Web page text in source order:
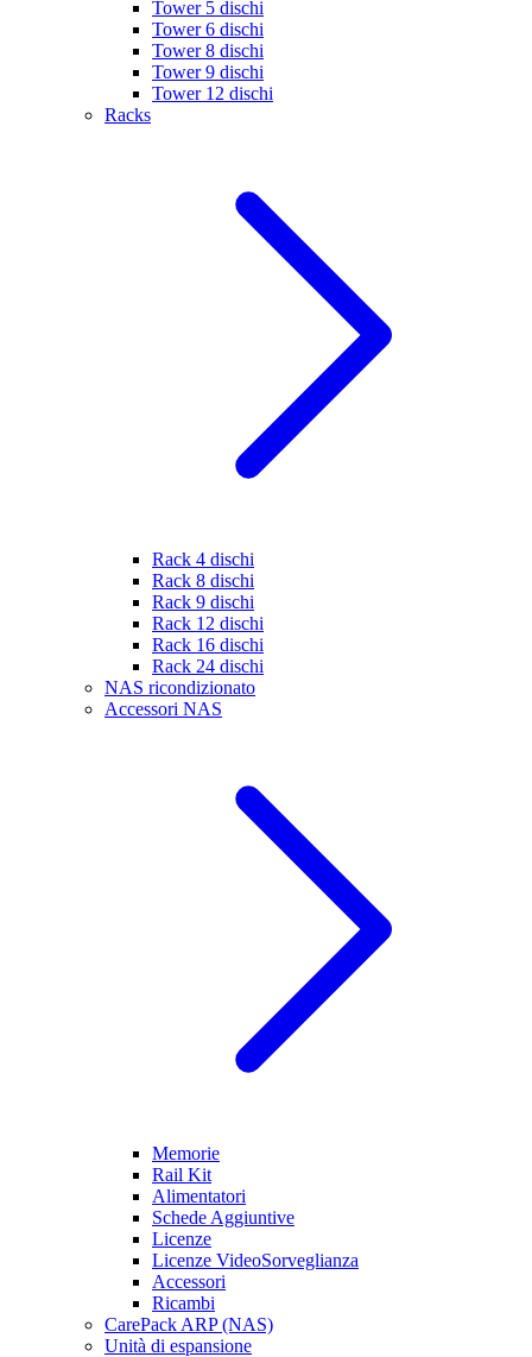
Tower 5 dischi
Tower 6 dischi
Tower 8 dischi
Tower 9 dischi
Tower 12 dischi
Racks
Rack 4 dischi
Rack 8 dischi
Rack 9 dischi
Rack 12 dischi
Rack 16 dischi
Rack 24 dischi
NAS ricondizionato
Accessori NAS
Memorie
Rail Kit
Alimentatori
Schede Aggiuntive
Licenze
Licenze VideoSorveglianza
Accessori
Ricambi
CarePack ARP (NAS)
Unità di espansione